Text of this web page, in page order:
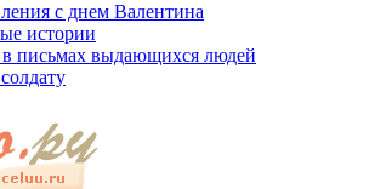
с днем Валентина
истории
письмах выдающихся людей